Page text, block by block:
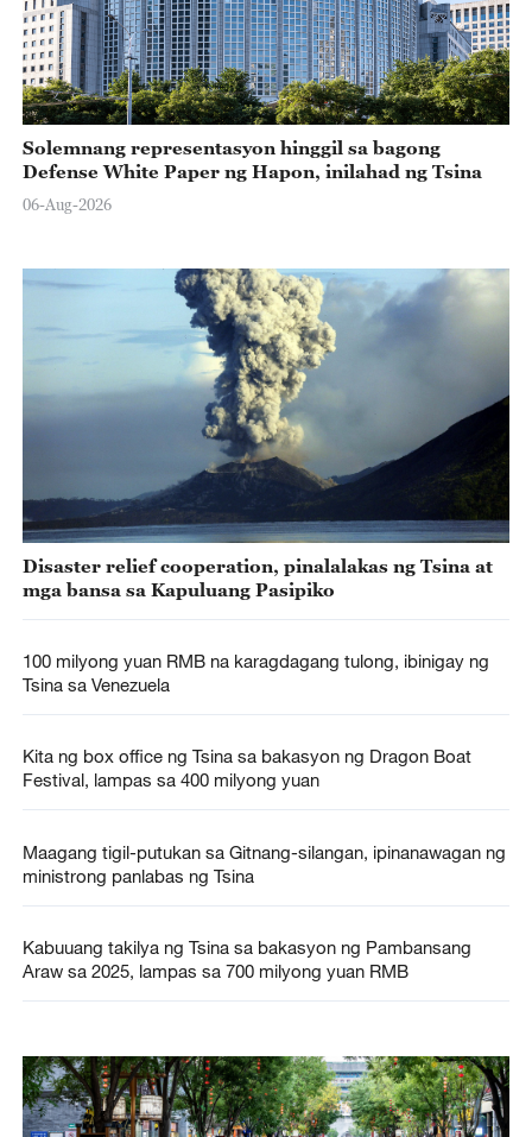
Solemnang representasyon hinggil sa bagong
Defense White Paper ng Hapon, inilahad ng Tsina
06-Aug-2026
Disaster relief cooperation, pinalalakas ng Tsina at
mga bansa sa Kapuluang Pasipiko
100 milyong yuan RMB na karagdagang tulong, ibinigay ng
Tsina sa Venezuela
Kita ng box office ng Tsina sa bakasyon ng Dragon Boat
Festival, lampas sa 400 milyong yuan
Maagang tigil-putukan sa Gitnang-silangan, ipinanawagan ng
ministrong panlabas ng Tsina
Kabuuang takilya ng Tsina sa bakasyon ng Pambansang
Araw sa 2025, lampas sa 700 milyong yuan RMB